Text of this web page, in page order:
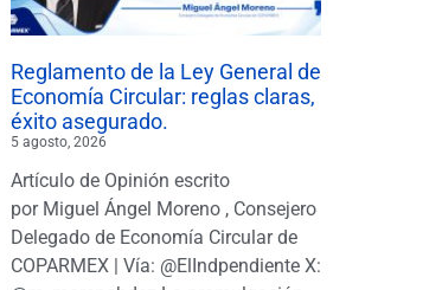
Reglamento de la Ley General de
Economía Circular: reglas claras,
éxito asegurado.
5 agosto, 2026
Artículo de Opinión escrito
por Miguel Ángel Moreno , Consejero
Delegado de Economía Circular de
COPARMEX | Vía: @ElIndpendiente X: